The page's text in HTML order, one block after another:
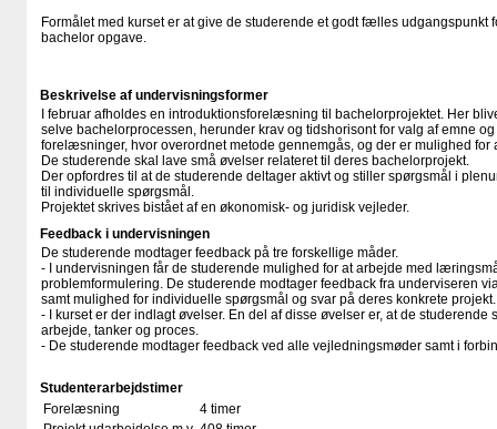
Formålet med kurset er at give de studerende et godt fælles udgangspunkt
bachelor opgave.
Beskrivelse af undervisningsformer
I februar afholdes en introduktionsforelæsning til bachelorprojektet. Her
selve bachelorprocessen, herunder krav og tidshorisont for valg af emne
forelæsninger, hvor overordnet metode gennemgås, og der er mulighed for
De studerende skal lave små øvelser relateret til deres bachelorprojekt.
Der opfordres til at de studerende deltager aktivt og stiller spørgsmål i
til individuelle spørgsmål.
Projektet skrives bistået af en økonomisk- og juridisk vejleder.
Feedback i undervisningen
De studerende modtager feedback på tre forskellige måder.
- I undervisningen får de studerende mulighed for at arbejde med
problemformulering. De studerende modtager feedback fra underviseren
samt mulighed for individuelle spørgsmål og svar på deres konkrete projekt.
- I kurset er der indlagt øvelser. En del af disse øvelser er, at de
arbejde, tanker og proces.
- De studerende modtager feedback ved alle vejledningsmøder samt i
Studenterarbejdstimer
Forelæsning
4 timer